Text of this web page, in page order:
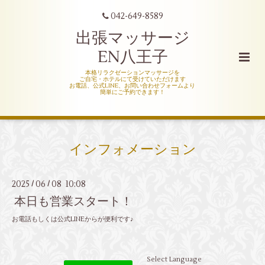
042-649-8589
出張マッサージ
EN八王子
本格リラクゼーションマッサージを
ご自宅・ホテルにて受けていただけます
お電話、公式LINE、お問い合わせフォームより
簡単にご予約できます！
インフォメーション
2025 / 06 /08 10:08
本日も営業スタート！
お電話もしくは公式LINEからが便利です♪
Select Language